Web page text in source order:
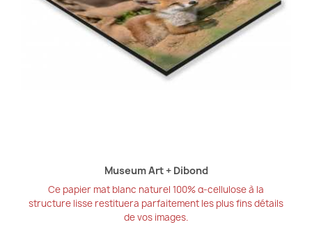
Museum Art + Dibond
Ce papier mat blanc naturel 100% α-cellulose à la
structure lisse restituera parfaitement les plus fins détails
de vos images.